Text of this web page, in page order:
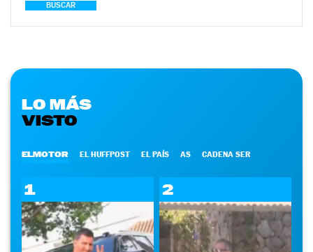
BUSCAR
LO MÁS
VISTO
ELMOTOR EL HUFFPOST EL PAÍS AS CADENA SER
1 2